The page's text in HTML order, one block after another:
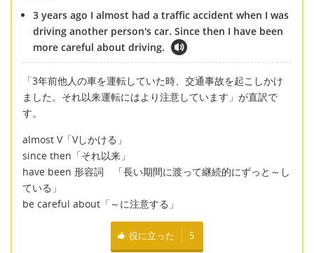
3 years ago I almost had a traffic accident when I was
driving another person's car. Since then I have been
more careful about driving.
「3年前他人の車を運転していた時、交通事故を起こしかけ
ました。それ以来運転にはより注意しています」が直訳で
す。
almost V「Vしかける」
since then「それ以来」
have been 形容詞 「長い期間に渡って継続的にずっと～し
ている」
be careful about「～に注意する」
役に立った 5